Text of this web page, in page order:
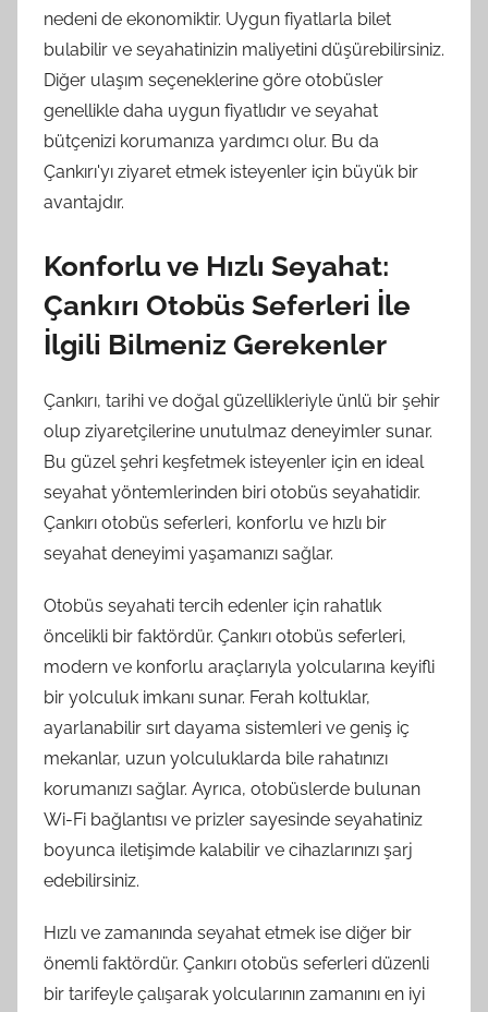
nedeni de ekonomiktir. Uygun fiyatlarla bilet
bulabilir ve seyahatinizin maliyetini düşürebilirsiniz.
Diğer ulaşım seçeneklerine göre otobüsler
genellikle daha uygun fiyatlıdır ve seyahat
bütçenizi korumanıza yardımcı olur. Bu da
Çankırı'yı ziyaret etmek isteyenler için büyük bir
avantajdır.
Konforlu ve Hızlı Seyahat:
Çankırı Otobüs Seferleri İle
İlgili Bilmeniz Gerekenler
Çankırı, tarihi ve doğal güzellikleriyle ünlü bir şehir
olup ziyaretçilerine unutulmaz deneyimler sunar.
Bu güzel şehri keşfetmek isteyenler için en ideal
seyahat yöntemlerinden biri otobüs seyahatidir.
Çankırı otobüs seferleri, konforlu ve hızlı bir
seyahat deneyimi yaşamanızı sağlar.
Otobüs seyahati tercih edenler için rahatlık
öncelikli bir faktördür. Çankırı otobüs seferleri,
modern ve konforlu araçlarıyla yolcularına keyifli
bir yolculuk imkanı sunar. Ferah koltuklar,
ayarlanabilir sırt dayama sistemleri ve geniş iç
mekanlar, uzun yolculuklarda bile rahatınızı
korumanızı sağlar. Ayrıca, otobüslerde bulunan
Wi-Fi bağlantısı ve prizler sayesinde seyahatiniz
boyunca iletişimde kalabilir ve cihazlarınızı şarj
edebilirsiniz.
Hızlı ve zamanında seyahat etmek ise diğer bir
önemli faktördür. Çankırı otobüs seferleri düzenli
bir tarifeyle çalışarak yolcularının zamanını en iyi